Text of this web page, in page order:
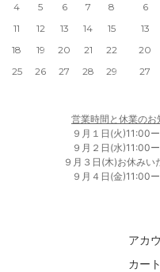
4 5 6 7
8
11 12 13 14
15
18 19 20 21
22
25 26 27 28
29
6
13
20
27
営業時間と休業のお
９月１日(火)11:00
９月２日(水)11:00
９月３日(木)お休みい
９月４日(金)11:00
アカ
カー